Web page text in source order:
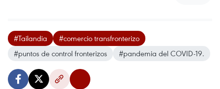
#Tailandia
#comercio transfronterizo
#puntos de control fronterizos
#pandemia del COVID-19.